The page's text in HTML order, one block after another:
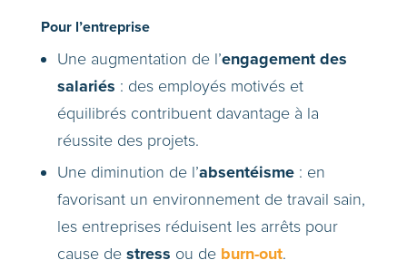
Pour l’entreprise
Une augmentation de l’engagement des
salariés : des employés motivés et
équilibrés contribuent davantage à la
réussite des projets.
Une diminution de l’absentéisme: en
favorisant un environnement de travail sain,
les entreprises réduisent les arrêts pour
cause de stress ou de burn-out.